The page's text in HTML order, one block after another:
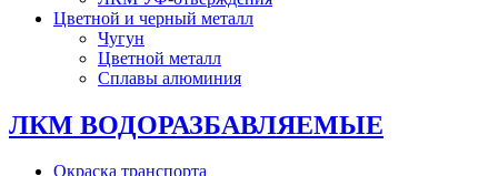
Цветной и черный металл
Чугун
Цветной металл
Сплавы алюминия
ЛКМ ВОДОРАЗБАВЛЯЕМЫЕ
Окраска транспорта